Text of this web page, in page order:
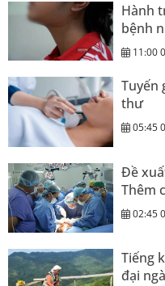
Hành
bệnh
11:00
Tuyến
thư
05:45
Đề
Thêm
02:45
Tiếng
đại